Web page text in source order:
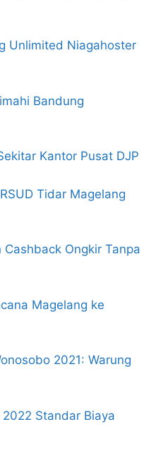
Unlimited Niagahoster
Bandung
Kantor Pusat DJP
Tidar Magelang
Ongkir Tanpa
Magelang ke
2021: Warung
Standar Biaya